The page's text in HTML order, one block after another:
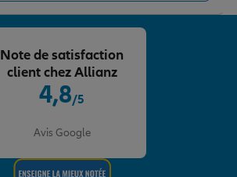
4,8/5
Avis Google
Note de satisfaction
client chez Allianz